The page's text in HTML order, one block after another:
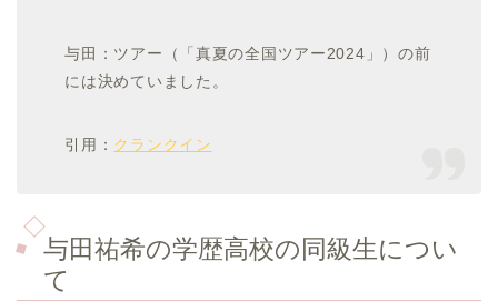
与田：ツアー（「真夏の全国ツアー2024」）の前
には決めていました。
引用： クランクイン
与田祐希の学歴高校の同級生につい
て